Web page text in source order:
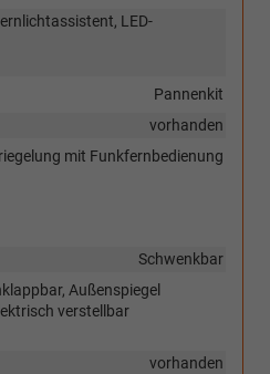
LED-
Pannenkit
vorhanden
mit Funkfernbedienung
Schwenkbar
Außenspiegel
verstellbar
vorhanden